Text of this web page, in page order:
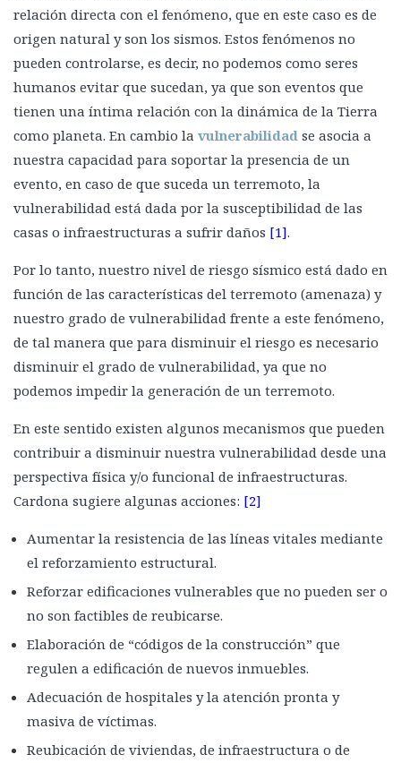
relación directa con el fenómeno, que en este caso es de
origen natural y son los sismos. Estos fenómenos no
pueden controlarse, es decir, no podemos como seres
humanos evitar que sucedan, ya que son eventos que
tienen una íntima relación con la dinámica de la Tierra
como planeta. En cambio la vulnerabilidad se asocia a
nuestra capacidad para soportar la presencia de un
evento, en caso de que suceda un terremoto, la
vulnerabilidad está dada por la susceptibilidad de las
casas o infraestructuras a sufrir daños [1].
Por lo tanto, nuestro nivel de riesgo sísmico está dado en
función de las características del terremoto (amenaza) y
nuestro grado de vulnerabilidad frente a este fenómeno,
de tal manera que para disminuir el riesgo es necesario
disminuir el grado de vulnerabilidad, ya que no
podemos impedir la generación de un terremoto.
En este sentido existen algunos mecanismos que pueden
contribuir a disminuir nuestra vulnerabilidad desde una
perspectiva física y/o funcional de infraestructuras.
Cardona sugiere algunas acciones: [2]
Aumentar la resistencia de las líneas vitales mediante
el reforzamiento estructural.
Reforzar edificaciones vulnerables que no pueden ser o
no son factibles de reubicarse.
Elaboración de “códigos de la construcción” que
regulen a edificación de nuevos inmuebles.
Adecuación de hospitales y la atención pronta y
masiva de víctimas.
Reubicación de viviendas, de infraestructura o de